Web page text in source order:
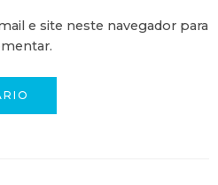
e site neste navegador para